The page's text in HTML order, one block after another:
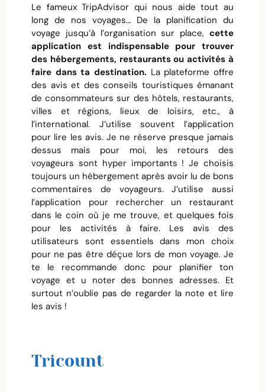
Le fameux TripAdvisor qui nous aide tout au
long de nos voyages… De la planification du
voyage jusqu’à l’organisation sur place, cette
application est indispensable pour trouver
des hébergements, restaurants ou activités à
faire dans ta destination. La plateforme offre
des avis et des conseils touristiques émanant
de consommateurs sur des hôtels, restaurants,
villes et régions, lieux de loisirs, etc., à
l’international. J’utilise souvent l’application
pour lire les avis. Je ne réserve presque jamais
dessus mais pour moi, les retours des
voyageurs sont hyper importants ! Je choisis
toujours un hébergement après avoir lu de bons
commentaires de voyageurs. J’utilise aussi
l’application pour rechercher un restaurant
dans le coin où je me trouve, et quelques fois
pour les activités à faire. Les avis des
utilisateurs sont essentiels dans mon choix
pour ne pas être déçue lors de mon voyage. Je
te le recommande donc pour planifier ton
voyage et u noter des bonnes adresses. Et
surtout n’oublie pas de regarder la note et lire
les avis !
Tricount